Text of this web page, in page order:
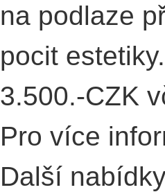
na podlaze
pocit
3.500.-CZK
Pro více
Další